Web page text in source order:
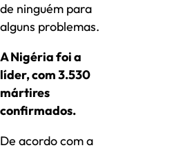
de ninguém para
alguns problemas.
A Nigéria foi a
líder, com 3.530
mártires
confirmados.
De acordo com a